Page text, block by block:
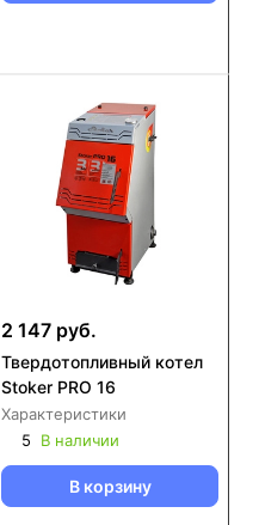
2 147 руб.
Твердотопливный котел
Stoker PRO 16
Характеристики
5
В наличии
В корзину